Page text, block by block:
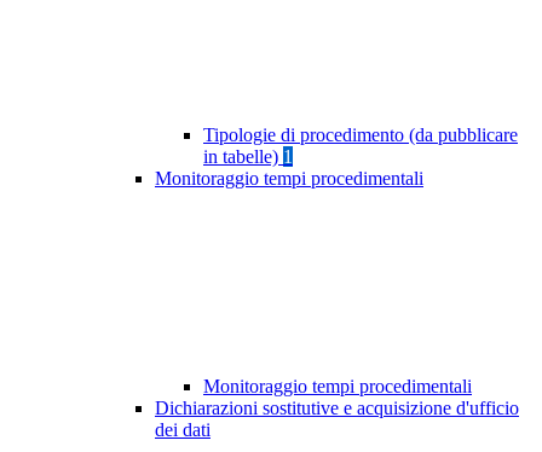
Tipologie di procedimento (da pubblicare
in tabelle) 1
Monitoraggio tempi procedimentali
Monitoraggio tempi procedimentali
Dichiarazioni sostitutive e acquisizione d'ufficio
dei dati